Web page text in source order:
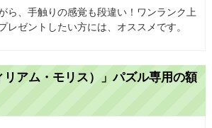
ら、手触りの感覚も段違い！ワンランク上
レゼントしたい方には、オススメです。
リアム・モリス）」パズル専用の額